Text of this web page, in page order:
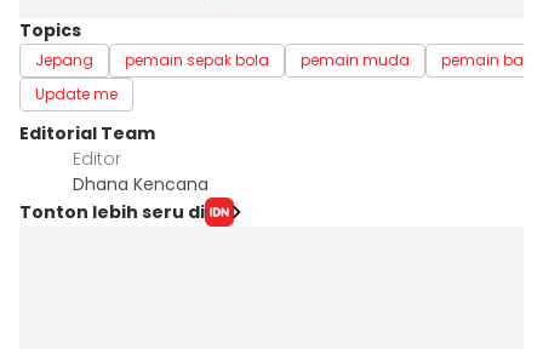
Topics
Jepang pemain sepak bola pemain muda
pemain baru
Update me
Editorial Team
Editor
Dhana Kencana
Tonton lebih seru di